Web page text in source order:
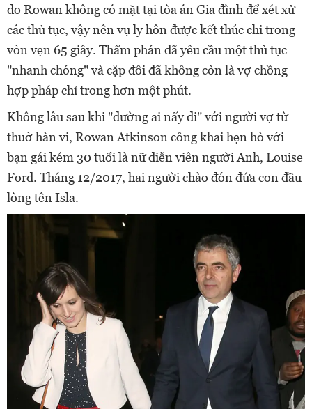
do Rowan không có mặt tại tòa án Gia đình để xét xử
các thủ tục, vậy nên vụ ly hôn được kết thúc chỉ trong
vỏn vẹn 65 giây. Thẩm phán đã yêu cầu một thủ tục
"nhanh chóng" và cặp đôi đã không còn là vợ chồng
hợp pháp chỉ trong hơn một phút.
Không lâu sau khi "đường ai nấy đi" với người vợ từ
thuở hàn vi, Rowan Atkinson công khai hẹn hò với
bạn gái kém 30 tuổi là nữ diễn viên người Anh, Louise
Ford. Tháng 12/2017, hai người chào đón đứa con đầu
lòng tên Isla.